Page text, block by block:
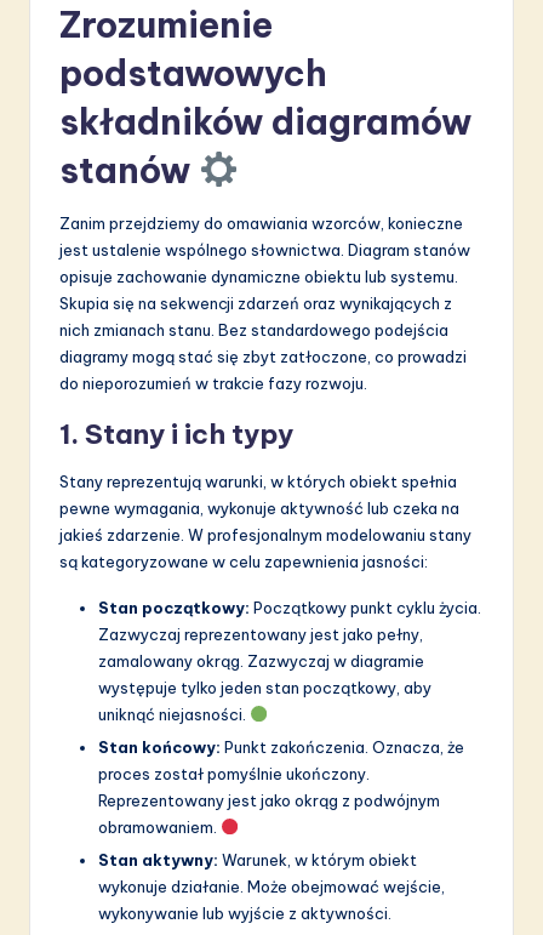
w
ti
o
Zrozumienie
podstawowych
składników diagramów
stanów
Zanim przejdziemy do omawiania wzorców, konieczne
jest ustalenie wspólnego słownictwa. Diagram stanów
opisuje zachowanie dynamiczne obiektu lub systemu.
Skupia się na sekwencji zdarzeń oraz wynikających z
nich zmianach stanu. Bez standardowego podejścia
diagramy mogą stać się zbyt zatłoczone, co prowadzi
do nieporozumień w trakcie fazy rozwoju.
1. Stany i ich typy
Stany reprezentują warunki, w których obiekt spełnia
pewne wymagania, wykonuje aktywność lub czeka na
jakieś zdarzenie. W profesjonalnym modelowaniu stany
są kategoryzowane w celu zapewnienia jasności:
Stan początkowy: Początkowy punkt cyklu życia.
Zazwyczaj reprezentowany jest jako pełny,
zamalowany okrąg. Zazwyczaj w diagramie
występuje tylko jeden stan początkowy, aby
uniknąć niejasności.
Stan końcowy: Punkt zakończenia. Oznacza, że
proces został pomyślnie ukończony.
Reprezentowany jest jako okrąg z podwójnym
obramowaniem.
Stan aktywny: Warunek, w którym obiekt
wykonuje działanie. Może obejmować wejście,
wykonywanie lub wyjście z aktywności.